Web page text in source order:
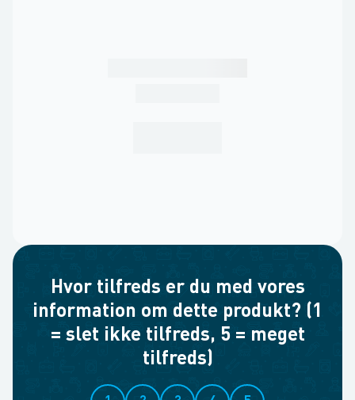
Hvor tilfreds er du med vores
information om dette produkt? (1
= slet ikke tilfreds, 5 = meget
tilfreds)